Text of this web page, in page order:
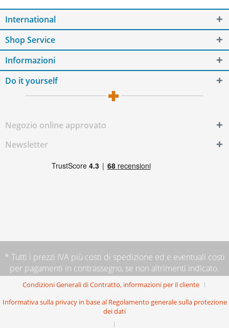
International
Shop Service
Informazioni
Do it yourself
Negozio online approvato
Newsletter
* Tutti i prezzi IVA più costi di spedizione ed e eventuali costi
per pagamenti in contrassegno, se non altrimenti indicato.
Condizioni Generali di Contratto, informazioni per il cliente
Informativa sulla privacy in base al Regolamento generale sulla protezione
dei dati